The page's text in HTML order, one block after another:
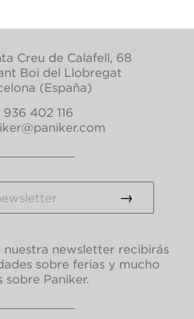
Creu de Calafell, 68
Boi del Llobregat
(España)
936 402 116
nuestra newsletter recibirás
sobre ferias y mucho
sobre Paniker.